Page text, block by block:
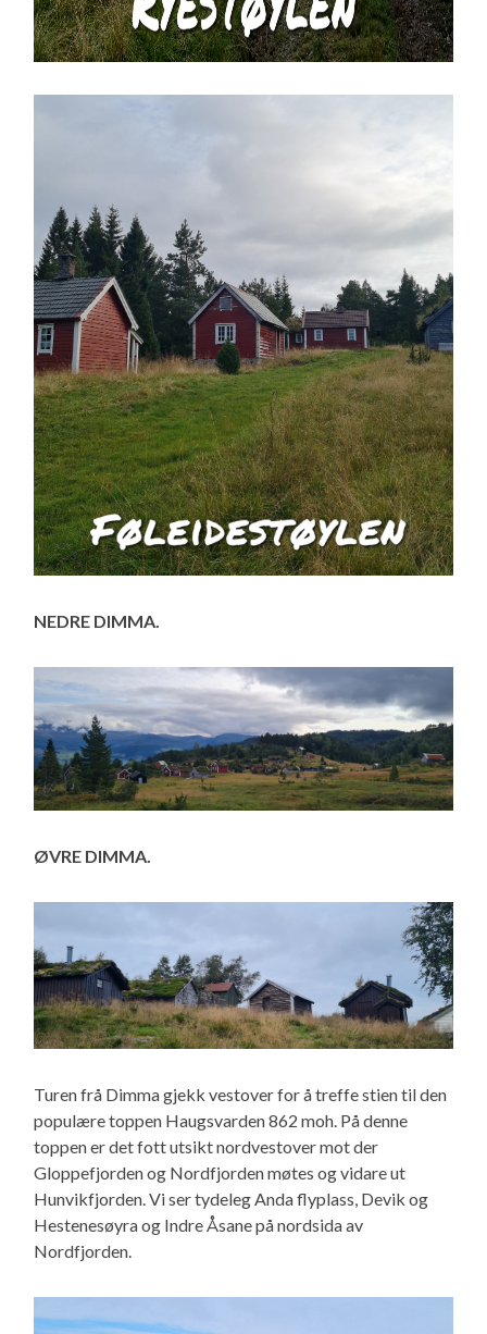
NEDRE DIMMA.
ØVRE DIMMA.
Turen frå Dimma gjekk vestover for å treffe stien til den
populære toppen Haugsvarden 862 moh. På denne
toppen er det fott utsikt nordvestover mot der
Gloppefjorden og Nordfjorden møtes og vidare ut
Hunvikfjorden. Vi ser tydeleg Anda flyplass, Devik og
Hestenesøyra og Indre Åsane på nordsida av
Nordfjorden.